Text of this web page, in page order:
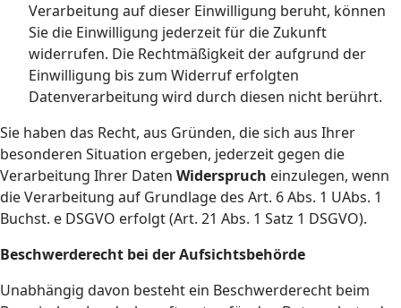
Verarbeitung auf dieser Einwilligung beruht, können
Sie die Einwilligung jederzeit für die Zukunft
widerrufen. Die Rechtmäßigkeit der aufgrund der
Einwilligung bis zum Widerruf erfolgten
Datenverarbeitung wird durch diesen nicht berührt.
Sie haben das Recht, aus Gründen, die sich aus Ihrer
besonderen Situation ergeben, jederzeit gegen die
Verarbeitung Ihrer Daten Widerspruch einzulegen, wenn
die Verarbeitung auf Grundlage des Art. 6 Abs. 1 UAbs. 1
Buchst. e DSGVO erfolgt (Art. 21 Abs. 1 Satz 1 DSGVO).
Beschwerderecht bei der Aufsichtsbehörde
Unabhängig davon besteht ein Beschwerderecht beim